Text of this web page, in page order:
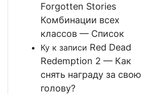
Forgotten Stories
Комбинации всех
классов — Список
Ку к записи Red Dead
Redemption 2 — Как
снять награду за свою
голову?